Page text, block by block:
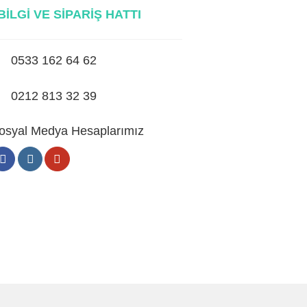
VE SİPARİŞ HATTI
0533 162 64 62
0212 813 32 39
Medya Hesaplarımız